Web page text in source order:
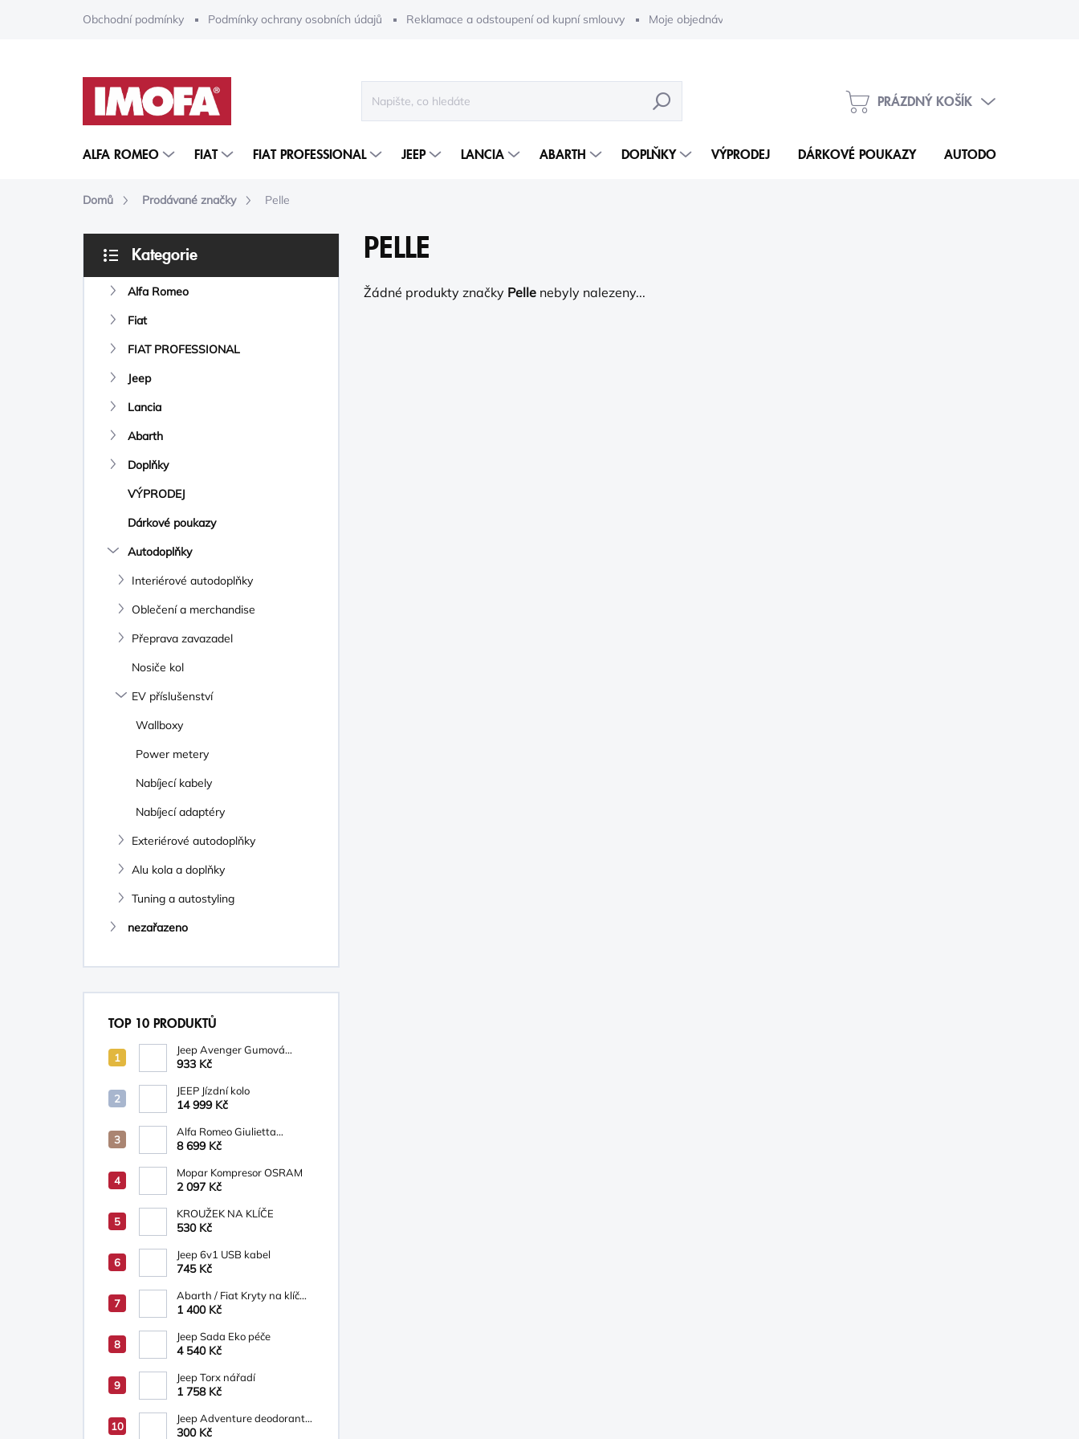
Obchodní podmínky Podmínky ochrany osobních údajů Reklamace a odstoupení od kupní smlouvy Moje objednávka
HLEDAT
NÁKUPNÍ
PRÁZDNÝ KOŠÍK
ALFA ROMEO FIAT FIAT PROFESSIONAL JEEP LANCIA ABARTH DOPLŇKY VÝPRODEJ DÁRKOVÉ POUKAZY AUTODOPLŇKY
Domů Prodávané značky Pelle
S
Přeskočit
kategorie
Kategorie
Alfa Romeo
Fiat
FIAT PROFESSIONAL
Jeep
Lancia
Abarth
Doplňky
VÝPRODEJ
Dárkové poukazy
Autodoplňky
Interiérové autodoplňky
Oblečení a merchandise
Přeprava zavazadel
Nosiče kol
EV příslušenství
Wallboxy
Power metery
Nabíjecí kabely
Nabíjecí adaptéry
Exteriérové autodoplňky
Alu kola a doplňky
Tuning a autostyling
nezařazeno
TOP 10 PRODUKTŮ
Jeep Avenger Gumová
podložka na palubní desku
933 Kč
JEEP Jízdní kolo
14 999 Kč
Alfa Romeo Giulietta
Osvětlená prahová lišta s
8 699 Kč
Mopar Kompresor OSRAM
2 097 Kč
KROUŽEK NA KLÍČE
530 Kč
Jeep 6v1 USB kabel
745 Kč
Abarth / Fiat Kryty na klíč
bílá/béžová
1 400 Kč
Jeep Sada Eko péče
4 540 Kč
Jeep Torx nářadí
1 758 Kč
Jeep Adventure deodorant
ve spreji, sprchový gel 200
300 Kč
PELLE
Žádné produkty značky Pelle nebyly nalezeny...